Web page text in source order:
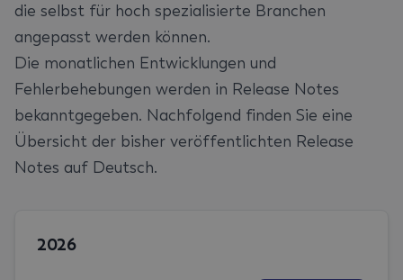
die selbst für hoch spezialisierte Branchen
angepasst werden können.
Die monatlichen Entwicklungen und
Fehlerbehebungen werden in Release Notes
bekanntgegeben. Nachfolgend finden Sie eine
Übersicht der bisher veröffentlichten Release
Notes auf Deutsch.
2026